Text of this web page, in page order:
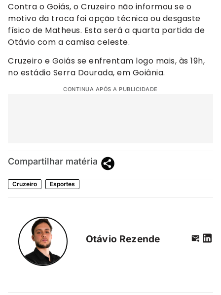
Contra o Goiás, o Cruzeiro não informou se o
motivo da troca foi opção técnica ou desgaste
físico de Matheus. Esta será a quarta partida de
Otávio com a camisa celeste.
Cruzeiro e Goiás se enfrentam logo mais, às 19h,
no estádio Serra Dourada, em Goiânia.
CONTINUA APÓS A PUBLICIDADE
Compartilhar matéria
Cruzeiro Esportes
Otávio Rezende